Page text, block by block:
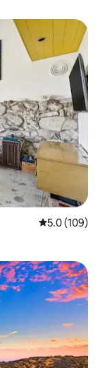
औसत रेटिंग 5 में
5.0 (109)